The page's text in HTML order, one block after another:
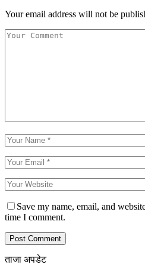
Your email address will not be
Save my name, email, and
time I comment.
ताजा अपडेट